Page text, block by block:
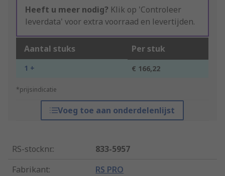
Heeft u meer nodig? Klik op 'Controleer
leverdata' voor extra voorraad en levertijden.
Aantal stuks Per stuk
1 + € 166,22
*prijsindicatie
Voeg toe aan onderdelenlijst
RS-stocknr.:
833-5957
Fabrikant: RS PRO